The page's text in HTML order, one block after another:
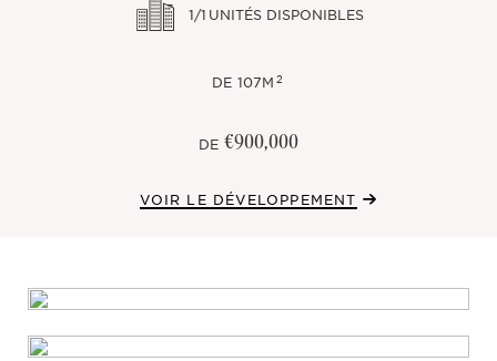
1/1 UNITÉS DISPONIBLES
DE 107M2
DE €900,000
VOIR LE DÉVELOPPEMENT